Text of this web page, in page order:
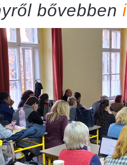
bővebben